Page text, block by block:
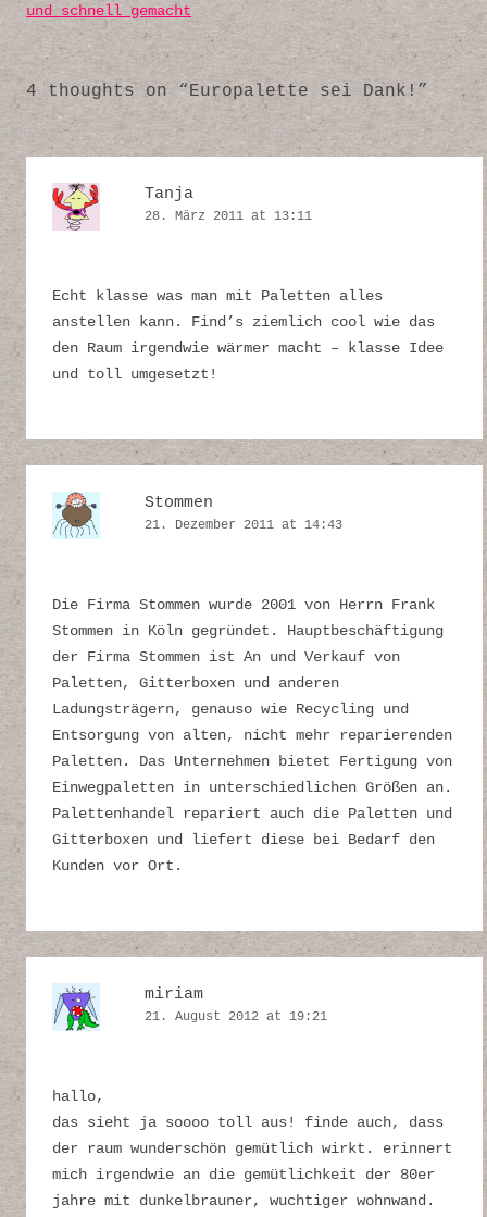
und schnell gemacht
4 thoughts on “Europalette sei Dank! ”
Tanja
28. März 2011 at 13:11
Echt klasse was man mit Paletten alles
anstellen kann. Find’s ziemlich cool wie das
den Raum irgendwie wärmer macht – klasse Idee
und toll umgesetzt!
Stommen
21. Dezember 2011 at 14:43
Die Firma Stommen wurde 2001 von Herrn Frank
Stommen in Köln gegründet. Hauptbeschäftigung
der Firma Stommen ist An und Verkauf von
Paletten, Gitterboxen und anderen
Ladungsträgern, genauso wie Recycling und
Entsorgung von alten, nicht mehr reparierenden
Paletten. Das Unternehmen bietet Fertigung von
Einwegpaletten in unterschiedlichen Größen an.
Palettenhandel repariert auch die Paletten und
Gitterboxen und liefert diese bei Bedarf den
Kunden vor Ort.
miriam
21. August 2012 at 19:21
hallo,
das sieht ja soooo toll aus! finde auch, dass
der raum wunderschön gemütlich wirkt. erinnert
mich irgendwie an die gemütlichkeit der 80er
jahre mit dunkelbrauner, wuchtiger wohnwand.